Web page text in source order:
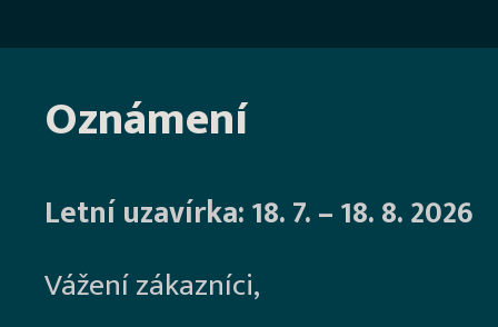
Oznámení
Letní uzavírka: 18. 7. – 18. 8. 2026
Vážení zákazníci,